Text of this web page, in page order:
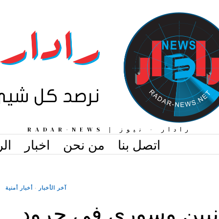
رادار - نيوز | RADAR-NEWS
اخبار من نحن اتصل بنا
آخر الأخبار · أخبار أمنية